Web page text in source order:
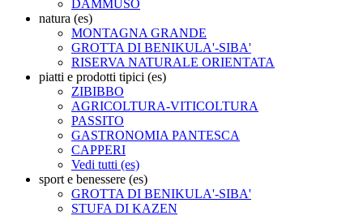
DAMMUSO
natura (es)
MONTAGNA GRANDE
GROTTA DI BENIKULA'-SIBA'
RISERVA NATURALE ORIENTATA
piatti e prodotti tipici (es)
ZIBIBBO
AGRICOLTURA-VITICOLTURA
PASSITO
GASTRONOMIA PANTESCA
CAPPERI
Vedi tutti (es)
sport e benessere (es)
GROTTA DI BENIKULA'-SIBA'
STUFA DI KAZEN